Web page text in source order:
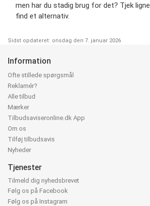
men har du stadig brug for det? Tjek
find et alternativ.
Sidst opdateret: onsdag den 7. januar 2026
Information
Ofte stillede spørgsmål
Reklamér?
Alle tilbud
Mærker
Tilbudsaviseronline.dk App
Om os
Tilføj tilbudsavis
Nyheder
Tjenester
Tilmeld dig nyhedsbrevet
Følg os på Facebook
Følg os på Instagram